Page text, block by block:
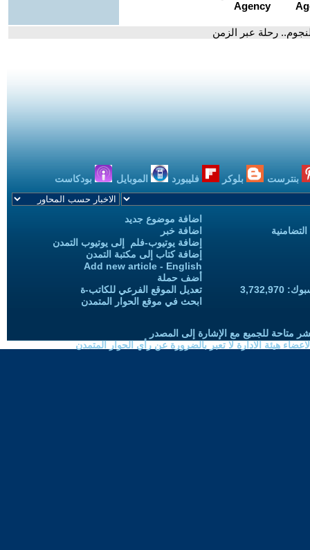
رحلة عبر الزمن
بنترست بلوكر فليبورد الموبايل بودكاست
اضافة موضوع جديد
اضافة خبر
إضافة يوتيوب-فلم إلى يوتيوب التمدن
إضافة كتاب إلى مكتبة التمدن
Add new article - English
أضف حملة
تعديل الموقع الفرعي للكاتب-ة
ابحث في موقع الحوار المتمدن
متاحة للجميع مع الإشارة إلى المصدر
هيئة الادارة لا تعبر بالضرورة عن رأي الحوار المتمدن